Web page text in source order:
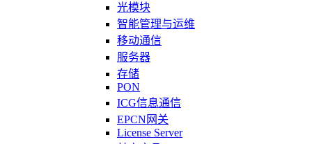
光模块
智能管理与运维
移动通信
服务器
存储
PON
ICG信息通信
EPCN网关
License Server